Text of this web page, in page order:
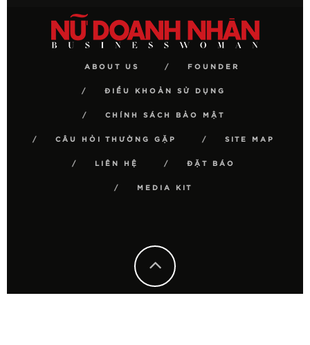
ABOUT US FOUNDER
ĐIỀU KHOẢN SỬ DỤNG
CHÍNH SÁCH BẢO MẬT
CÂU HỎI THƯỜNG GẶP SITE MAP
LIÊN HỆ ĐẶT BÁO
MEDIA KIT